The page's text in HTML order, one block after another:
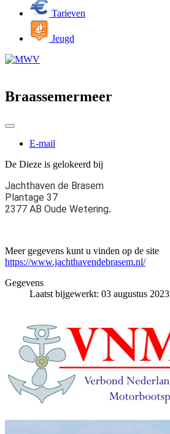
Tarieven
Jeugd
Braassemermeer
E-mail
De Dieze is gelokeerd bij
Jachthaven de Brasem
Plantage 37
2377 AB Oude Wetering.
Meer gegevens kunt u vinden op de site
https://www.jachthavendebrasem.nl/
Gegevens
Laatst bijgewerkt: 03 augustus 2023